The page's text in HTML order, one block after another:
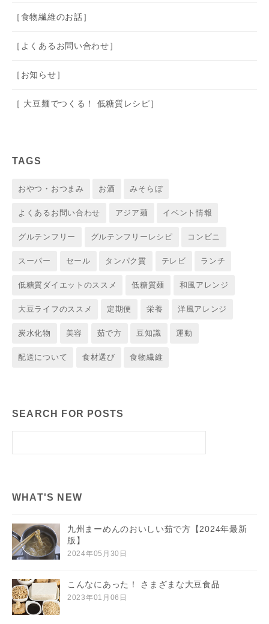
［食物繊維のお話］
［よくあるお問い合わせ］
［お知らせ］
［ 大豆麺でつくる！ 低糖質レシピ］
TAGS
おやつ・おつまみ お酒 みそらぼ
よくあるお問い合わせ アジア麺 イベント情報
グルテンフリー グルテンフリーレシピ コンビニ
スーパー セール タンパク質 テレビ ランチ
低糖質ダイエットのススメ 低糖質麺 和風アレンジ
大豆ライフのススメ 定期便 栄養 洋風アレンジ
炭水化物 美容 茹で方 豆知識 運動
配送について 食材選び 食物繊維
SEARCH FOR POSTS
WHAT'S NEW
九州まーめんのおいしい茹で方【2024年最新
版】
2024年05月30日
こんなにあった！ さまざまな大豆食品
2023年01月06日